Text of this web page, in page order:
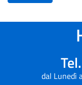
dal Lunedì